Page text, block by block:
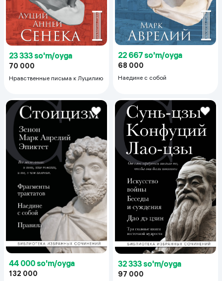
23 333 so'm/oyga
70 000
Нравственные письма к Луцилию
22 667 so'm/oyga
68 000
Наедине с собой
44 000 so'm/oyga
132 000
32 333 so'm/oyga
97 000